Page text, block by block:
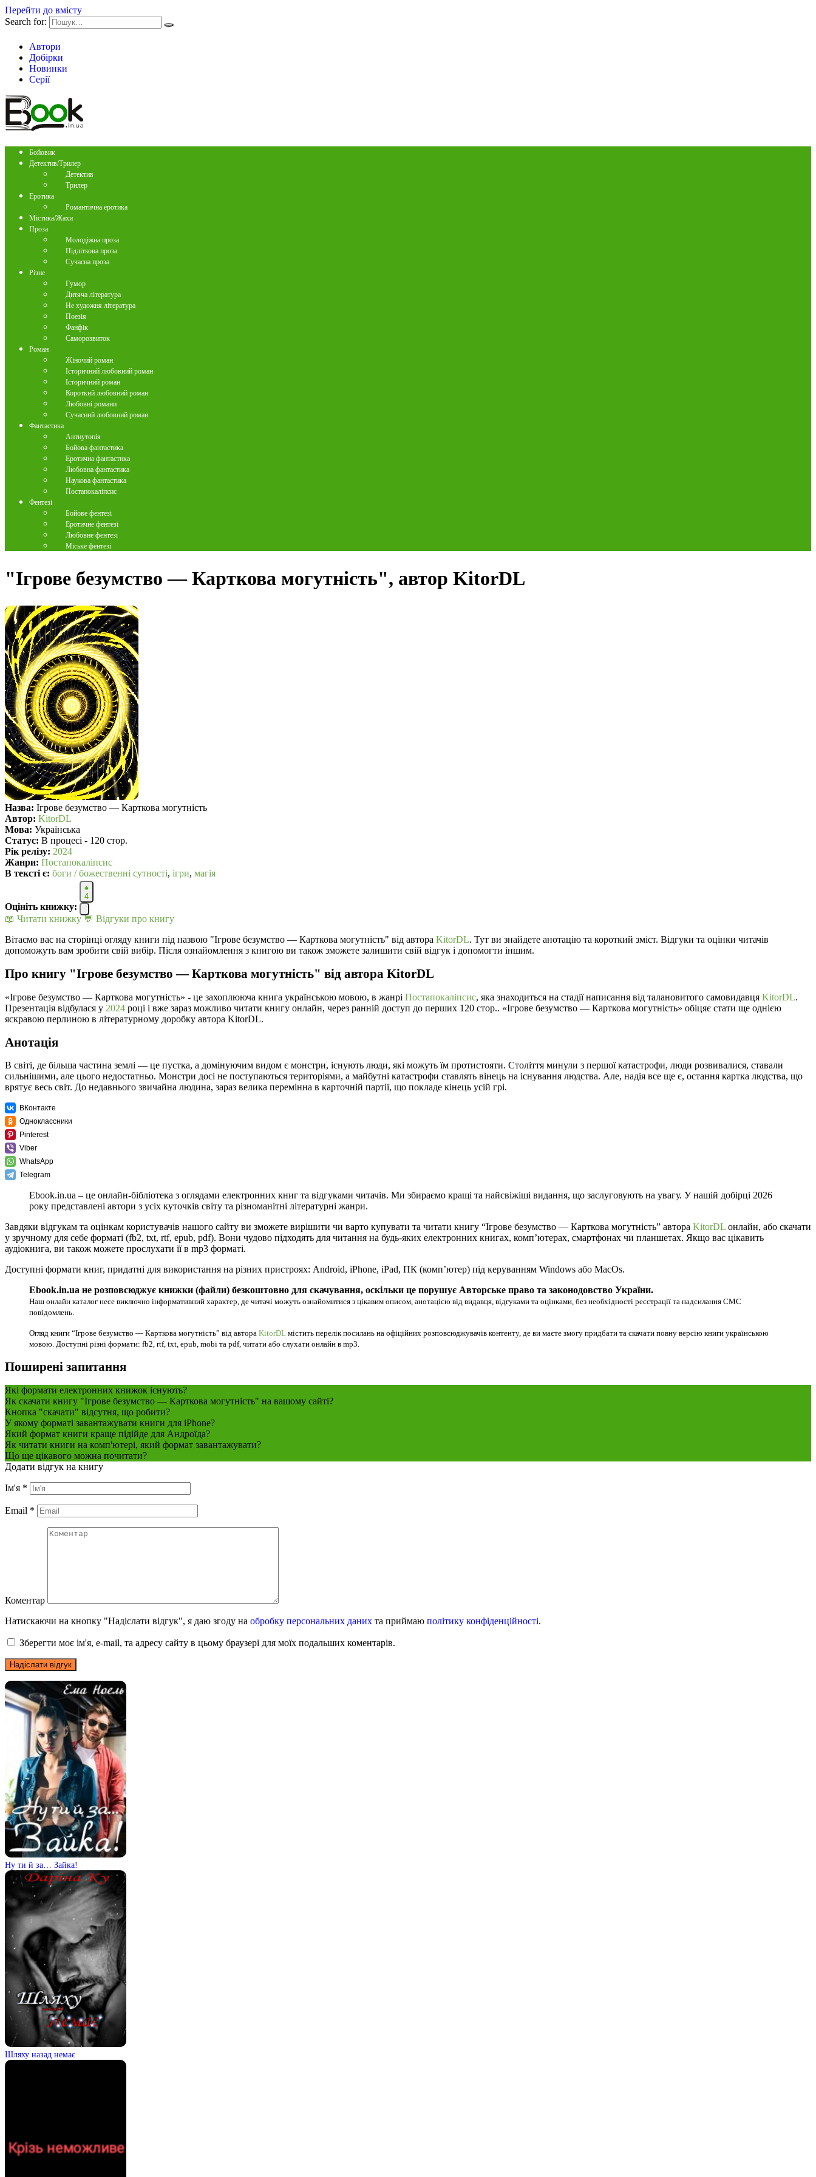
Перейти до вмісту
Search for:
Автори
Добірки
Новинки
Серії
Бойовик
Детектив/Трилер
Детектив
Трилер
Еротика
Романтична еротика
Містика/Жахи
Проза
Молодіжна проза
Підліткова проза
Сучасна проза
Різне
Гумор
Дитяча література
Не художня література
Поезія
Фанфік
Саморозвиток
Роман
Жіночий роман
Історичний любовний роман
Історичний роман
Короткий любовний роман
Любовні романи
Сучасний любовний роман
Фантастика
Антиутопія
Бойова фантастика
Еротична фантастика
Любовна фантастика
Наукова фантастика
Постапокаліпсис
Фентезі
Бойове фентезі
Еротичне фентезі
Любовне фентезі
Міське фентезі
"Ігрове безумство — Карткова могутність", автор KitorDL
Назва: Ігрове безумство — Карткова могутність
Автор: KitorDL
Мова: Українська
Статус: В процесі - 120 стор.
Рік релізу: 2024
Жанри: Постапокаліпсис
В текcті є: боги / божественні сутності, ігри, магія
Оцініть книжку:
4
📖 Читати книжку 💬 Відгуки про книгу
Вітаємо вас на сторінці огляду книги під назвою "Ігрове безумство — Карткова могутність" від автора KitorDL. Тут ви знайдете анотацію та короткий зміст. Відгуки та оцінки читачів
допоможуть вам зробити свій вибір. Після ознайомлення з книгою ви також зможете залишити свій відгук і допомогти іншим.
Про книгу "Ігрове безумство — Карткова могутність" від автора KitorDL
«Ігрове безумство — Карткова могутність» - це захоплююча книга українською мовою, в жанрі Постапокаліпсис, яка знаходиться на стадії написання від талановитого самовидавця KitorDL.
Презентація відбулася у 2024 році і вже зараз можливо читати книгу онлайн, через ранній доступ до перших 120 стор.. «Ігрове безумство — Карткова могутність» обіцяє стати ще однією
яскравою перлиною в літературному доробку автора KitorDL.
Анотація
В світі, де більша частина землі — це пустка, а домінуючим видом є монстри, існують люди, які можуть їм протистояти. Століття минули з першої катастрофи, люди розвивалися, ставали
сильнішими, але цього недостатньо. Монстри досі не поступаються територіями, а майбутні катастрофи ставлять вінець на існування людства. Але, надія все ще є, остання картка людства, що
врятує весь світ. До недавнього звичайна людина, зараз велика перемінна в карточній партії, що покладе кінець усій грі.
ВКонтакте
Одноклассники
Pinterest
Viber
WhatsApp
Telegram
Ebook.in.ua – це онлайн-бібліотека з оглядами електронних книг та відгуками читачів. Ми збираємо кращі та найсвіжіші видання, що заслуговують на увагу. У нашій добірці 2026
року представлені автори з усіх куточків світу та різноманітні літературні жанри.
Завдяки відгукам та оцінкам користувачів нашого сайту ви зможете вирішити чи варто купувати та читати книгу “Ігрове безумство — Карткова могутність” автора KitorDL онлайн, або скачати
у зручному для себе форматі (fb2, txt, rtf, epub, pdf). Вони чудово підходять для читання на будь-яких електронних книгах, комп’ютерах, смартфонах чи планшетах. Якщо вас цікавить
аудіокнига, ви також можете прослухати її в mp3 форматі.
Доступні формати книг, придатні для використання на різних пристроях: Android, iPhone, iPad, ПК (комп’ютер) під керуванням Windows або MacOs.
Ebook.in.ua не розповсюджує книжки (файли) безкоштовно для скачування, оскільки це порушує Авторське право та законодовство України.
Наш онлайн каталог несе виключно інформативний характер, де читачі можуть ознайомитися з цікавим описом, анотацією від видавця, відгуками та оцінками, без необхідності реєстрації та надсилання СМС
повідомлень.
Огляд книги “Ігрове безумство — Карткова могутність” від автора KitorDL містить перелік посилань на офіційних розповсюджувачів контенту, де ви маєте змогу придбати та скачати повну версію книги українською
мовою. Доступні різні формати: fb2, rtf, txt, epub, mobi та pdf, читати або слухати онлайн в mp3.
Поширені запитання
Які формати електронних книжок існують?
Як скачати книгу "Ігрове безумство — Карткова могутність" на вашому сайті?
Кнопка "скачати" відсутня, що робити?
У якому форматі завантажувати книги для iPhone?
Який формат книги краще підійде для Андроїда?
Як читати книги на комп'ютері, який формат завантажувати?
Що ще цікавого можна почитати?
Додати відгук на книгу
Ім'я *
Email *
Коментар
Натискаючи на кнопку "Надіслати відгук", я даю згоду на обробку персональних даних та приймаю політику конфіденційності.
Зберегти моє ім'я, e-mail, та адресу сайту в цьому браузері для моїх подальших коментарів.
Ну ти й за… Зайка!
Шляху назад немає